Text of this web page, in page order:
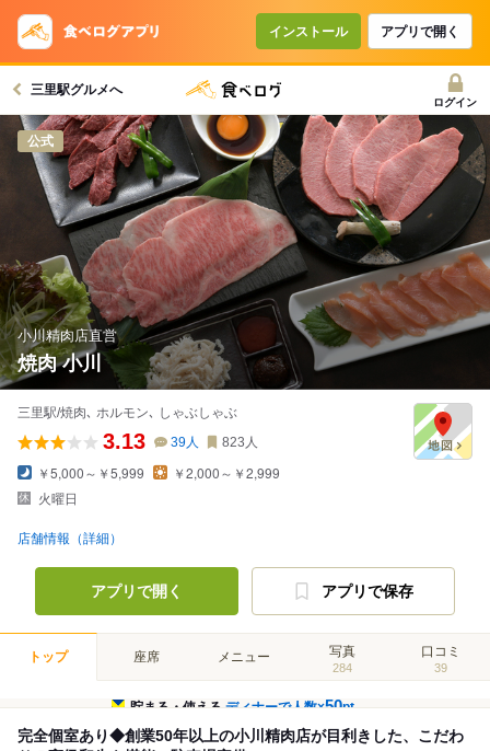
インストール アプリで開く
三里駅グルメへ
ログイン
公式
小川精肉店直営
焼肉 小川
三里駅/焼肉､ ホルモン､ しゃぶしゃぶ
3.13 39人 823 人
￥5,000～￥5,999
￥2,000～￥2,999
火曜日
店舗情報（詳細）
アプリで開く アプリで保存
トップ 座席 メニュー 写真
284
口コミ
39
貯まる・使えるディナーで人数×50pt
完全個室あり◆創業50年以上の小川精肉店が目利きした、こだわ